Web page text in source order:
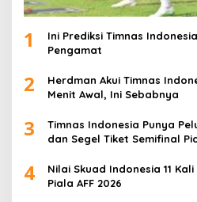
1
Ini Prediksi Timnas
Pengamat
2
Herdman Akui Timnas
Menit Awal, Ini Sebabnya
3
Timnas Indonesia Punya
dan Segel Tiket Semifinal
4
Nilai Skuad Indonesia 11
Piala AFF 2026